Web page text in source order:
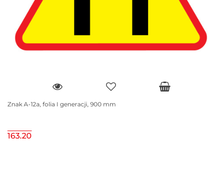
Znak A-12a, folia I generacji, 900 mm
163.20